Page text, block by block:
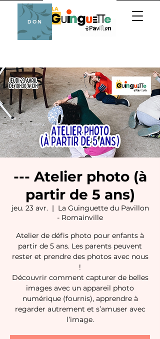
DON
--- Atelier photo (à
partir de 5 ans)
jeu. 23 avr.
  |
La Guinguette du Pavillon
- Romainville
Atelier de défis photo pour enfants à
partir de 5 ans. Les parents peuvent
rester et prendre des photos avec nous
!
Découvrir comment capturer de belles
images avec un appareil photo
numérique (fournis), apprendre à
regarder autrement et s’amuser avec
l’image.